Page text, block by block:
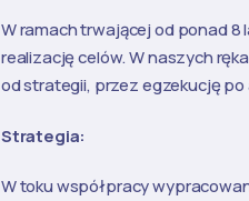
W ramach trwającej od ponad 8
realizację celów. W naszych
od strategii, przez egzekucję po
Strategia:
W toku współpracy